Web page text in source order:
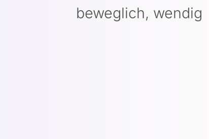
beweglich, wendig